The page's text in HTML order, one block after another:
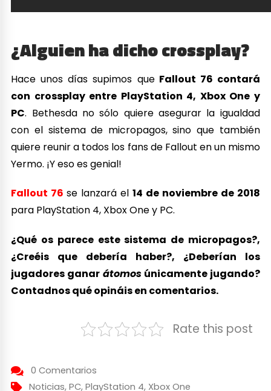
¿Alguien ha dicho crossplay?
Hace unos días supimos queFallout 76 contará
con crossplay entre PlayStation 4, Xbox One y
PC. Bethesda no sólo quiere asegurar la igualdad
con el sistema de micropagos, sino que también
quiere reunir a todos los fans de Fallout en un mismo
Yermo. ¡Y eso es genial!
Fallout 76se lanzará el 14 de noviembre de 2018
para PlayStation 4, Xbox One y PC.
¿Qué os parece este sistema de micropagos?,
¿Creéis que debería haber?, ¿Deberían los
jugadores ganar átomosúnicamente jugando?
Contadnos qué opináis en comentarios.
Rate this post
0 Comentarios
Noticias, PC, PlayStation 4, Xbox One